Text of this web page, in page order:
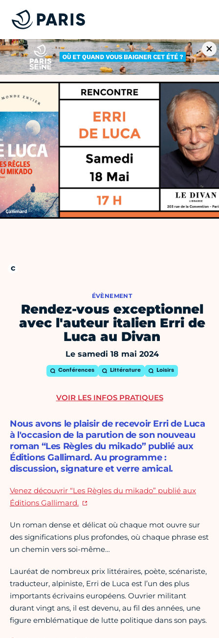
ÉVÈNEMENT
Rendez-vous exceptionnel
avec l'auteur italien Erri de
Luca au Divan
Le samedi 18 mai 2024
Conférences Littérature Loisirs
Nous avons le plaisir de recevoir Erri de Luca
à l'occasion de la parution de son nouveau
roman “Les Règles du mikado” publié aux
Éditions Gallimard. Au programme :
discussion, signature et verre amical.
Venez découvrir “Les Règles du mikado” publié aux
Éditions Gallimard.
Un roman dense et délicat où chaque mot ouvre sur
des significations plus profondes, où chaque phrase est
un chemin vers soi-même…
Lauréat de nombreux prix littéraires, poète, scénariste,
traducteur, alpiniste, Erri de Luca est l’un des plus
importants écrivains européens. Ouvrier militant
durant vingt ans, il est devenu, au fil des années, une
figure emblématique de lutte politique dans son pays.
VOIR LES INFOS PRATIQUES